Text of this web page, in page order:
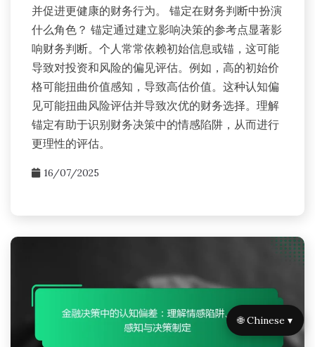
并促进更健康的财务行为。 锚定在财务判断中扮演
什么角色？ 锚定通过建立影响决策的参考点显著影
响财务判断。个人常常依赖初始信息或锚，这可能
导致对投资和风险的偏见评估。例如，高的初始价
格可能扭曲价值感知，导致高估价值。这种认知偏
见可能扭曲风险评估并导致次优的财务选择。理解
锚定有助于识别财务决策中的情感陷阱，从而进行
更理性的评估。
16/07/2025
🌐 Chinese ▾